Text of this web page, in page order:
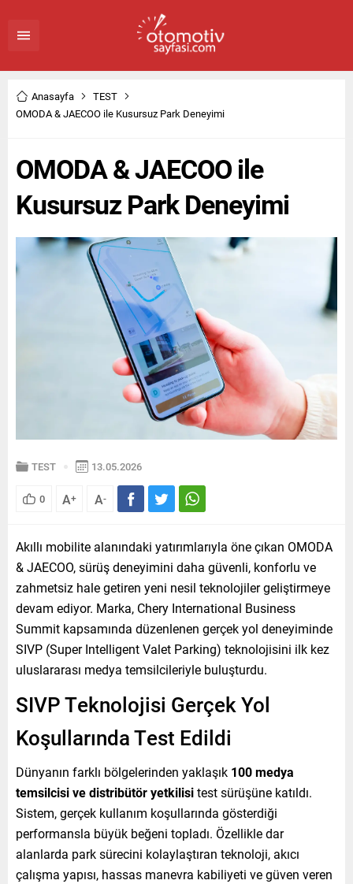
Anasayfa
TEST
OMODA & JAECOO ile Kusursuz Park Deneyimi
OMODA & JAECOO ile
Kusursuz Park Deneyimi
TEST 13.05.2026
0 A+ A-
Akıllı mobilite alanındaki yatırımlarıyla öne çıkan OMODA
& JAECOO, sürüş deneyimini daha güvenli, konforlu ve
zahmetsiz hale getiren yeni nesil teknolojiler geliştirmeye
devam ediyor. Marka, Chery International Business
Summit kapsamında düzenlenen gerçek yol deneyiminde
SIVP (Super Intelligent Valet Parking) teknolojisini ilk kez
uluslararası medya temsilcileriyle buluşturdu.
SIVP Teknolojisi Gerçek Yol
Koşullarında Test Edildi
Dünyanın farklı bölgelerinden yaklaşık 100 medya
temsilcisi ve distribütör yetkilisitest sürüşüne katıldı.
Sistem, gerçek kullanım koşullarında gösterdiği
performansla büyük beğeni topladı. Özellikle dar
alanlarda park sürecini kolaylaştıran teknoloji, akıcı
çalışma yapısı, hassas manevra kabiliyeti ve güven veren